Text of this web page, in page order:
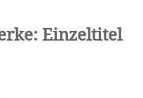
Einzeltitel